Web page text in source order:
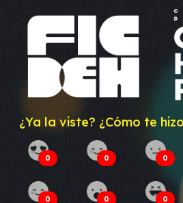
¿Ya la viste? ¿Cómo te
0 0 0
0 0 0